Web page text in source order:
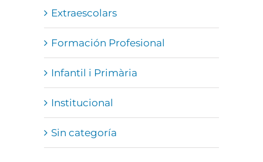
Extraescolars
Formación Profesional
Infantil i Primària
Institucional
Sin categoría